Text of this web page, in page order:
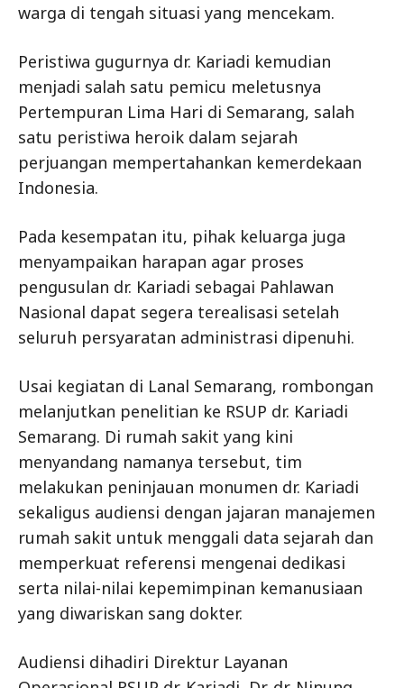
warga di tengah situasi yang mencekam.
Peristiwa gugurnya dr. Kariadi kemudian
menjadi salah satu pemicu meletusnya
Pertempuran Lima Hari di Semarang, salah
satu peristiwa heroik dalam sejarah
perjuangan mempertahankan kemerdekaan
Indonesia.
Pada kesempatan itu, pihak keluarga juga
menyampaikan harapan agar proses
pengusulan dr. Kariadi sebagai Pahlawan
Nasional dapat segera terealisasi setelah
seluruh persyaratan administrasi dipenuhi.
Usai kegiatan di Lanal Semarang, rombongan
melanjutkan penelitian ke RSUP dr. Kariadi
Semarang. Di rumah sakit yang kini
menyandang namanya tersebut, tim
melakukan peninjauan monumen dr. Kariadi
sekaligus audiensi dengan jajaran manajemen
rumah sakit untuk menggali data sejarah dan
memperkuat referensi mengenai dedikasi
serta nilai-nilai kepemimpinan kemanusiaan
yang diwariskan sang dokter.
Audiensi dihadiri Direktur Layanan